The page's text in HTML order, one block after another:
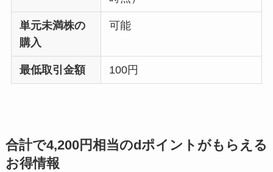
単元未満株の
購入
可能
最低取引金額 100円
合計で4,200円相当のdポイントがもらえる
お得情報